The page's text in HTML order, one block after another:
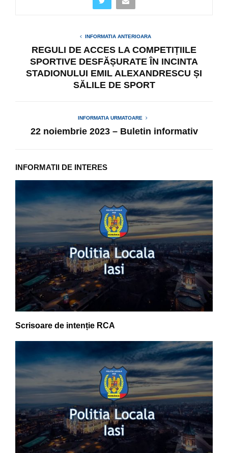
INFORMATIA ANTERIOARA
REGULI DE ACCES LA COMPETIȚIILE
SPORTIVE DESFĂȘURATE ÎN INCINTA
STADIONULUI EMIL ALEXANDRESCU ȘI
SĂLILE DE SPORT
INFORMATIA URMATOARE
22 noiembrie 2023 – Buletin informativ
INFORMATII DE INTERES
Scrisoare de intenție RCA